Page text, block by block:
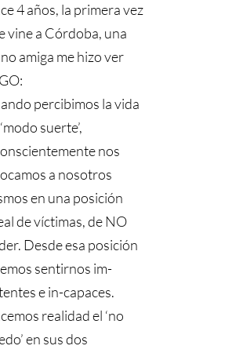
4 años, la primera vez
vine a Córdoba, una
amiga me hizo ver
percibimos la vida
suerte’,
nos
a nosotros
en una posición
de víctimas, de NO
Desde esa posición
sentirnos im-
e in-capaces.
realidad el ‘no
en sus dos